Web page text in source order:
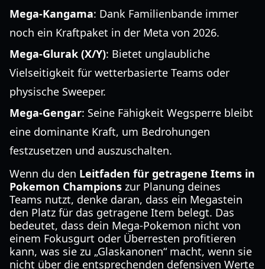
Mega-Kangama: Dank Familienbande immer
noch ein Kraftpaket in der Meta von 2026.
Mega-Glurak (X/Y): Bietet unglaubliche
Vielseitigkeit für wetterbasierte Teams oder
physische Sweeper.
Mega-Gengar: Seine Fähigkeit Wegsperre bleibt
eine dominante Kraft, um Bedrohungen
festzusetzen und auszuschalten.
Wenn du den Leitfaden für getragene Items in
Pokemon Champions zur Planung deines
Teams nutzt, denke daran, dass ein Megastein
den Platz für das getragene Item belegt. Das
bedeutet, dass dein Mega-Pokemon nicht von
einem Fokusgurt oder Überresten profitieren
kann, was sie zu „Glaskanonen“ macht, wenn sie
nicht über die entsprechenden defensiven Werte